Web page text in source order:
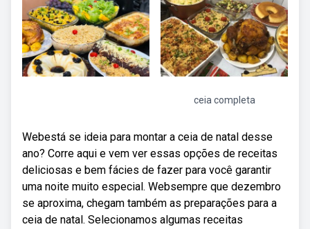
ceia completa
Webestá se ideia para montar a ceia de natal desse
ano? Corre aqui e vem ver essas opções de receitas
deliciosas e bem fácies de fazer para você garantir
uma noite muito especial. Websempre que dezembro
se aproxima, chegam também as preparações para a
ceia de natal. Selecionamos algumas receitas